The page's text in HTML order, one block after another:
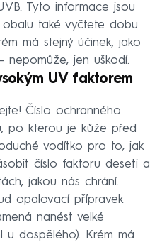
Tyto informace jsou
také vyčtete dobu
má stejný účinek, jako
nepomůže, jen uškodí.
UV faktorem
Číslo ochranného
po kterou je kůže před
vodítko pro to, jak
číslo faktoru deseti a
jakou nás chrání.
opalovací přípravek
nanést velké
u dospělého). Krém má